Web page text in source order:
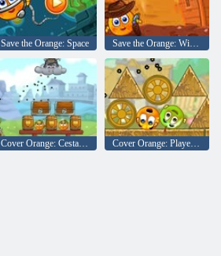
Save the Orange: Space
Cover Orange: Cesta Knights Cover Orange: Players Pack 1